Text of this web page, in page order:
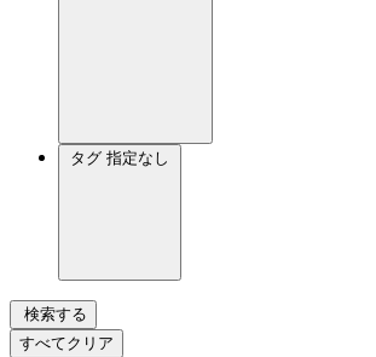
タグ 指定なし
検索する
すべてクリア